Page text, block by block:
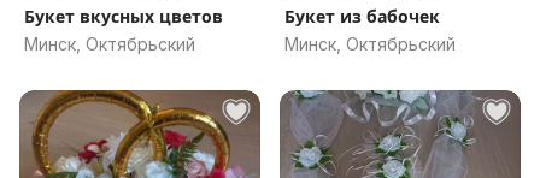
Букет вкусных цветов
Минск, Октябрьский
Букет из бабочек
Минск, Октябрьский